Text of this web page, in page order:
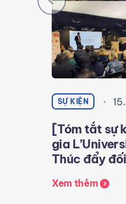
SỰ KIỆN
[Tóm tắt sự
gia
Thúc đẩy
Xem thêm